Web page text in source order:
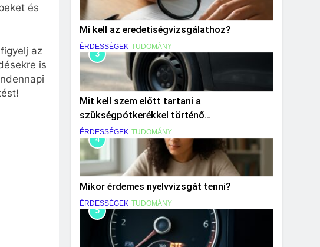
és
az
is
Mi kell az eredetiségvizsgálathoz?
ÉRDESSÉGEK TUDOMÁNY
3
Mit kell szem előtt tartani a
szükségpótkerékkel történő
közlekedéskor?
ÉRDESSÉGEK TUDOMÁNY
4
Mikor érdemes nyelvvizsgát tenni?
ÉRDESSÉGEK TUDOMÁNY
5